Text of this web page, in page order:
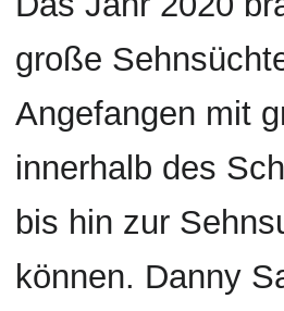
große
Angefangen mit
innerhalb des
bis hin zur
können. Danny